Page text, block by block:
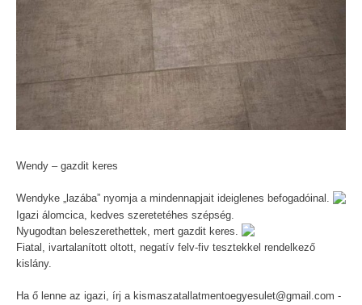
Wendy – gazdit keres
Wendyke „lazába” nyomja a mindennapjait ideiglenes befogadóinal.
Igazi álomcica, kedves szeretetéhes szépség.
Nyugodtan beleszerethettek, mert gazdit keres.
Fiatal, ivartalanított oltott, negatív felv-fiv tesztekkel rendelkező
kislány.
Ha ő lenne az igazi, írj a kismaszatallatmentoegyesulet@gmail.com -